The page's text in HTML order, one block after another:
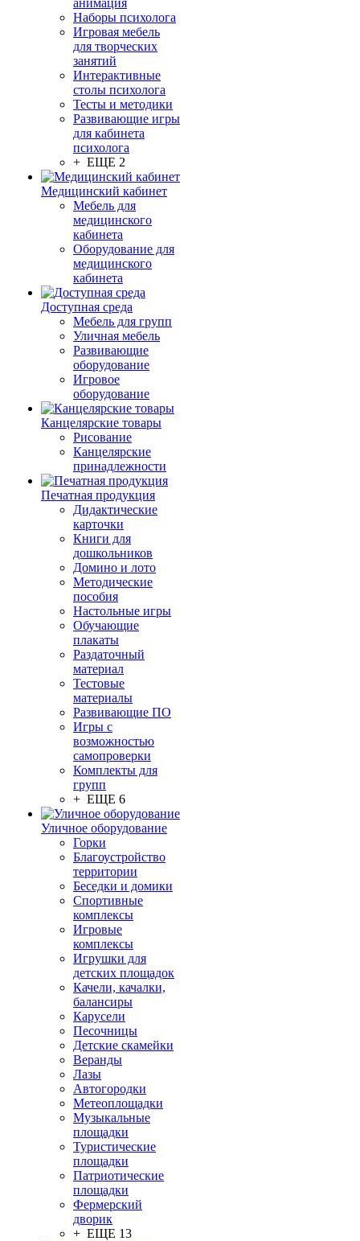
анимация
Наборы психолога
Игровая мебель
для творческих
занятий
Интерактивные
столы психолога
Тесты и методики
Развивающие игры
для кабинета
психолога
+ ЕЩЕ 2
Медицинский кабинет
Мебель для
медицинского
кабинета
Оборудование для
медицинского
кабинета
Доступная среда
Мебель для групп
Уличная мебель
Развивающие
оборудование
Игровое
оборудование
Канцелярские товары
Рисование
Канцелярские
принадлежности
Печатная продукция
Дидактические
карточки
Книги для
дошкольников
Домино и лото
Методические
пособия
Настольные игры
Обучающие
плакаты
Раздаточный
материал
Тестовые
материалы
Развивающие ПО
Игры с
возможностью
самопроверки
Комплекты для
групп
+ ЕЩЕ 6
Уличное оборудование
Горки
Благоустройство
территории
Беседки и домики
Спортивные
комплексы
Игровые
комплексы
Игрушки для
детских площадок
Качели, качалки,
балансиры
Карусели
Песочницы
Детские скамейки
Веранды
Лазы
Автогородки
Метеоплощадки
Музыкальные
площадки
Туристические
площадки
Патриотические
площадки
Фермерский
дворик
+ ЕЩЕ 13